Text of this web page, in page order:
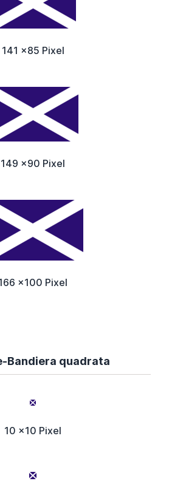
141 x85 Pixel
149 x90 Pixel
x100 Pixel
Bandiera quadrata
10 x10 Pixel